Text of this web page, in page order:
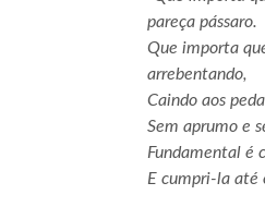
pareça pássaro.
Que importa
arrebentando,
Caindo aos
Sem aprumo e
Fundamental é
E cumpri-la até